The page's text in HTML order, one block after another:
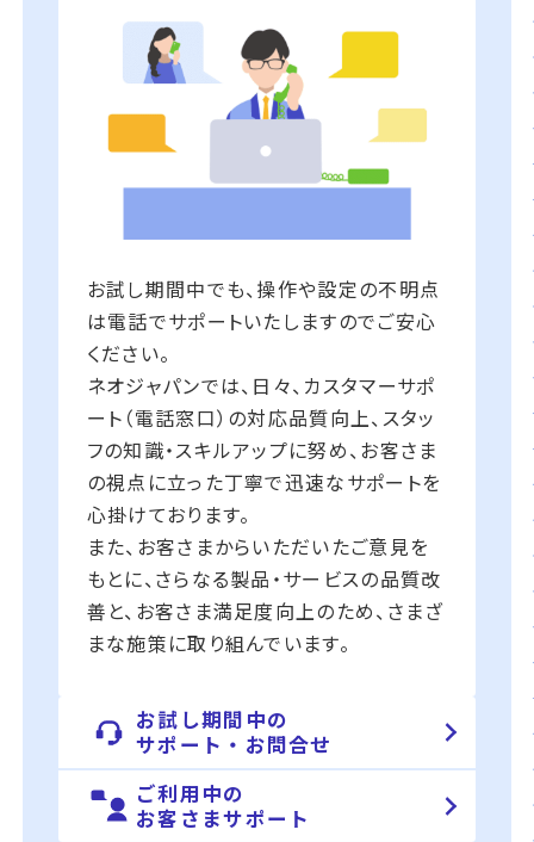
お試し期間中でも、操作や設定の不明点
は電話でサポートいたしますのでご安心
ください。
ネオジャパンでは、日々、カスタマーサポ
ート（電話窓口）の対応品質向上、スタッ
フの知識・スキルアップに努め、お客さま
の視点に立った丁寧で迅速なサポートを
心掛けております。
また、お客さまからいただいたご意見を
もとに、さらなる製品・サービスの品質改
善と、お客さま満足度向上のため、さまざ
まな施策に取り組んでいます。
お試し期間中の
サポート・お問合せ
ご利用中の
お客さまサポート